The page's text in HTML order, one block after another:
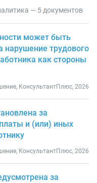
— 5 документов
может быть
нарушение трудового
как стороны
КонсультантПлюс, 2026
за
и (или) иных
КонсультантПлюс, 2026
за